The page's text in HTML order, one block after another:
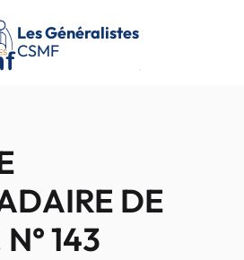
Les Généralistes
CSMF
DE
143